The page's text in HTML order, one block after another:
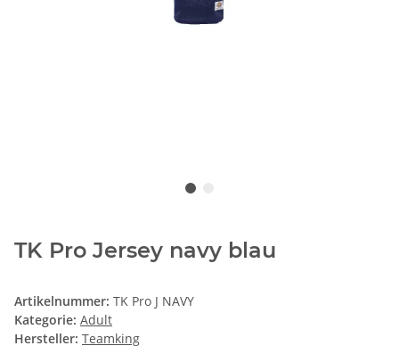
TK Pro Jersey navy blau
Artikelnummer: TK Pro J NAVY
Kategorie: Adult
Hersteller: Teamking